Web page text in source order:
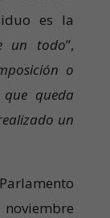
es la
un todo”,
o
queda
un